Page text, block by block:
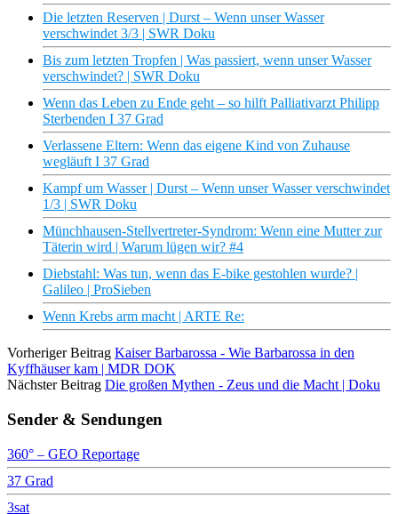
Die letzten Reserven | Durst – Wenn unser Wasser
verschwindet 3/3 | SWR Doku
Bis zum letzten Tropfen | Was passiert, wenn unser Wasser
verschwindet? | SWR Doku
Wenn das Leben zu Ende geht – so hilft Palliativarzt Philipp
Sterbenden I 37 Grad
Verlassene Eltern: Wenn das eigene Kind von Zuhause
wegläuft I 37 Grad
Kampf um Wasser | Durst – Wenn unser Wasser verschwindet
1/3 | SWR Doku
Münchhausen-Stellvertreter-Syndrom: Wenn eine Mutter zur
Täterin wird | Warum lügen wir? #4
Diebstahl: Was tun, wenn das E-bike gestohlen wurde? |
Galileo | ProSieben
Wenn Krebs arm macht | ARTE Re:
Vorheriger Beitrag Kaiser Barbarossa - Wie Barbarossa in den
Kyffhäuser kam | MDR DOK
Nächster Beitrag Die großen Mythen - Zeus und die Macht | Doku
Sender & Sendungen
360° – GEO Reportage
37 Grad
3sat